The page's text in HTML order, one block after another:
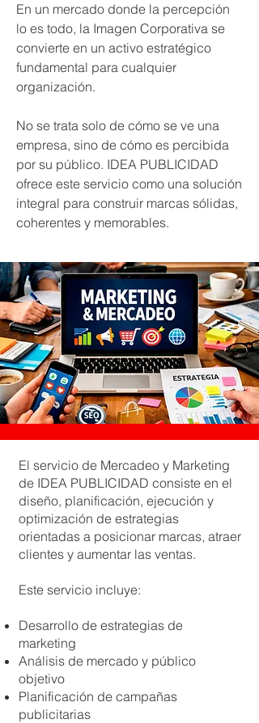
En un mercado donde la percepción
lo es todo, la Imagen Corporativa se
convierte en un activo estratégico
fundamental para cualquier
organización.
No se trata solo de cómo se ve una
empresa, sino de cómo es percibida
por su público. IDEA PUBLICIDAD
ofrece este servicio como una solución
integral para construir marcas sólidas,
coherentes y memorables.
El servicio de Mercadeo y Marketing
de IDEA PUBLICIDAD consiste en el
diseño, planificación, ejecución y
optimización de estrategias
orientadas a posicionar marcas, atraer
clientes y aumentar las ventas.
Este servicio incluye:
Desarrollo de estrategias de
marketing
Análisis de mercado y público
objetivo
Planificación de campañas
publicitarias